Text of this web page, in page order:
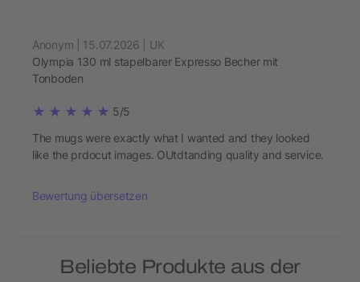
Anonym | 15.07.2026 | UK
Olympia 130 ml stapelbarer Expresso Becher mit
Tonboden
5/5
The mugs were exactly what I wanted and they looked
like the prdocut images. OUtdtanding quality and service.
Bewertung übersetzen
Beliebte Produkte aus der